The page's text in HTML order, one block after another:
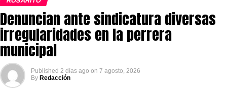
Denuncian ante sindicatura diversas
irregularidades en la perrera
municipal
Published 2 días ago on 7 agosto, 2026
By Redacción